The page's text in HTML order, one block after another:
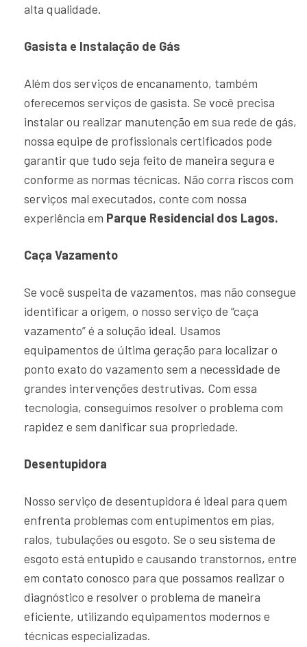
alta qualidade.
Gasista e Instalação de Gás
Além dos serviços de encanamento, também
oferecemos serviços de gasista. Se você precisa
instalar ou realizar manutenção em sua rede de gás,
nossa equipe de profissionais certificados pode
garantir que tudo seja feito de maneira segura e
conforme as normas técnicas. Não corra riscos com
serviços mal executados, conte com nossa
experiência em Parque Residencial dos Lagos.
Caça Vazamento
Se você suspeita de vazamentos, mas não consegue
identificar a origem, o nosso serviço de “caça
vazamento” é a solução ideal. Usamos
equipamentos de última geração para localizar o
ponto exato do vazamento sem a necessidade de
grandes intervenções destrutivas. Com essa
tecnologia, conseguimos resolver o problema com
rapidez e sem danificar sua propriedade.
Desentupidora
Nosso serviço de desentupidora é ideal para quem
enfrenta problemas com entupimentos em pias,
ralos, tubulações ou esgoto. Se o seu sistema de
esgoto está entupido e causando transtornos, entre
em contato conosco para que possamos realizar o
diagnóstico e resolver o problema de maneira
eficiente, utilizando equipamentos modernos e
técnicas especializadas.